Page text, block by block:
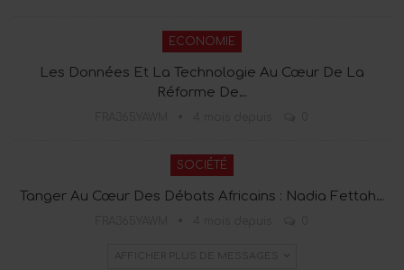
ECONOMIE
Les Données Et La Technologie Au Cœur De La
Réforme De…
SOCIÉTÉ
Tanger Au Cœur Des Débats Africains : Nadia Fettah…
AFFICHER PLUS DE MESSAGES